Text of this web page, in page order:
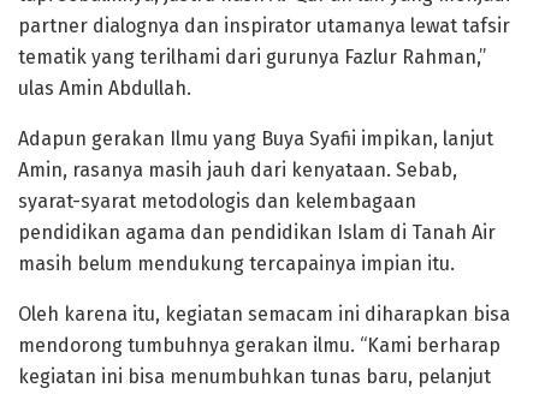
partner dialognya dan inspirator utamanya lewat tafsir
tematik yang terilhami dari gurunya Fazlur Rahman,”
ulas Amin Abdullah.
Adapun gerakan Ilmu yang Buya Syafii impikan, lanjut
Amin, rasanya masih jauh dari kenyataan. Sebab,
syarat-syarat metodologis dan kelembagaan
pendidikan agama dan pendidikan Islam di Tanah Air
masih belum mendukung tercapainya impian itu.
Oleh karena itu, kegiatan semacam ini diharapkan bisa
mendorong tumbuhnya gerakan ilmu. “Kami berharap
kegiatan ini bisa menumbuhkan tunas baru, pelanjut